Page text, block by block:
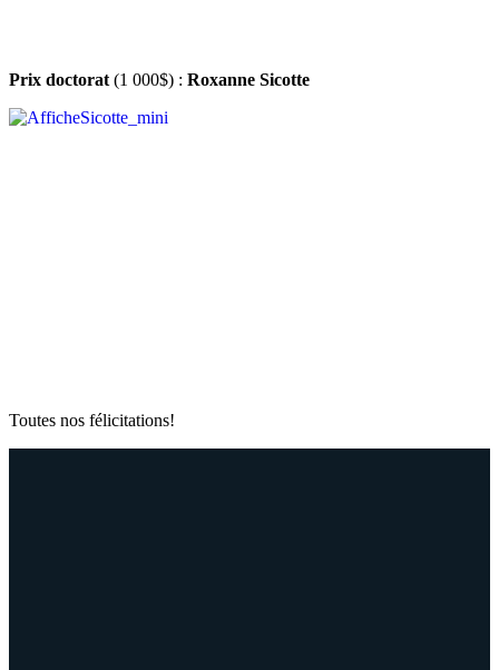
Prix doctorat (1 000$) : Roxanne Sicotte
Toutes nos félicitations!